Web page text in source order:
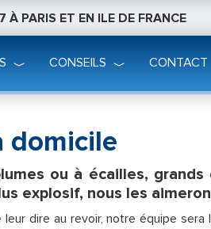
PARIS ET EN ILE DE FRANCE
CONSEILS CONTACT
domicile
ou à écailles,
explosif, nous les
dire au revoir, notre équipe